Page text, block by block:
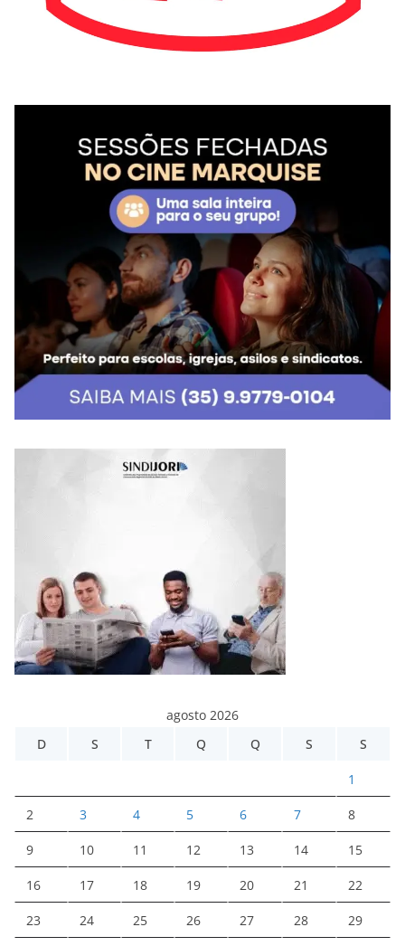
agosto 2026
D
S T Q Q S S
1
2 3 4 5 6 7 8
9 10 11 12 13 14 15
16 17 18 19 20 21 22
23 24 25 26 27 28 29